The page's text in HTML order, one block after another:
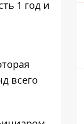
1 год и
всего